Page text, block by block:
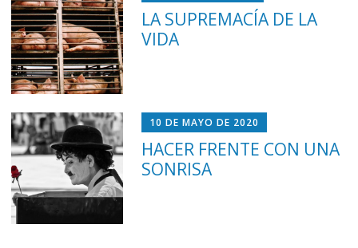
LA SUPREMACÍA DE LA
VIDA
10 DE MAYO DE 2020
HACER FRENTE CON UNA
SONRISA